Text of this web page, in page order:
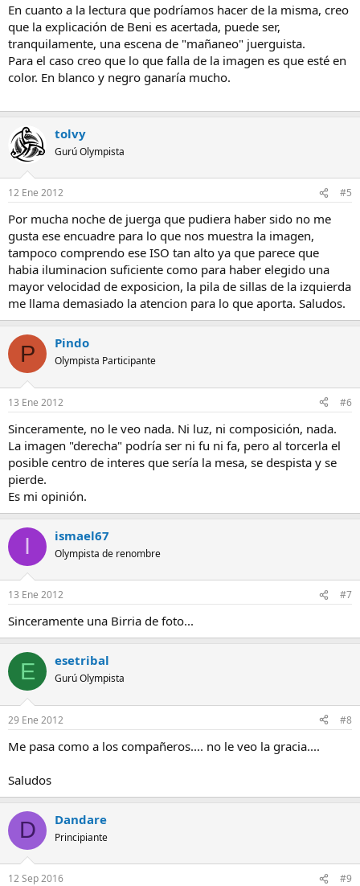
En cuanto a la lectura que podríamos hacer de la misma, creo
que la explicación de Beni es acertada, puede ser,
tranquilamente, una escena de "mañaneo" juerguista.
Para el caso creo que lo que falla de la imagen es que esté en
color. En blanco y negro ganaría mucho.
tolvy
Gurú Olympista
12 Ene 2012 #5
Por mucha noche de juerga que pudiera haber sido no me
gusta ese encuadre para lo que nos muestra la imagen,
tampoco comprendo ese ISO tan alto ya que parece que
habia iluminacion suficiente como para haber elegido una
mayor velocidad de exposicion, la pila de sillas de la izquierda
me llama demasiado la atencion para lo que aporta. Saludos.
P Pindo
Olympista Participante
13 Ene 2012 #6
Sinceramente, no le veo nada. Ni luz, ni composición, nada.
La imagen "derecha" podría ser ni fu ni fa, pero al torcerla el
posible centro de interes que sería la mesa, se despista y se
pierde.
Es mi opinión.
I ismael67
Olympista de renombre
13 Ene 2012 #7
Sinceramente una Birria de foto...
E esetribal
Gurú Olympista
29 Ene 2012 #8
Me pasa como a los compañeros.... no le veo la gracia....
Saludos
D Dandare
Principiante
12 Sep 2016 #9